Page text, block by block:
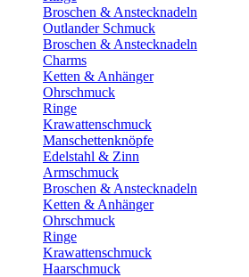
Broschen & Anstecknadeln
Outlander Schmuck
Broschen & Anstecknadeln
Charms
Ketten & Anhänger
Ohrschmuck
Ringe
Krawattenschmuck
Manschettenknöpfe
Edelstahl & Zinn
Armschmuck
Broschen & Anstecknadeln
Ketten & Anhänger
Ohrschmuck
Ringe
Krawattenschmuck
Haarschmuck